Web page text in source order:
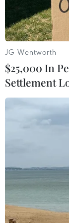
với
Thị trường
đầy biến
lo ngại về
JG Wentworth
$25,000 In
Settlement